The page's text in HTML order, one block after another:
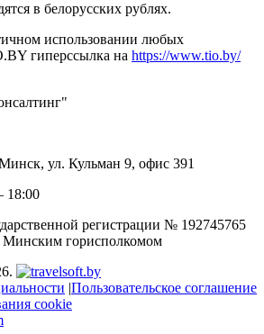
в белорусских рублях.
использовании любых
гиперссылка на https://www.tio.by/
ул. Кульман 9, офис 391
18:00
регистрации № 192745765
Минским горисполкомом
|Пользовательское соглашение
cookie